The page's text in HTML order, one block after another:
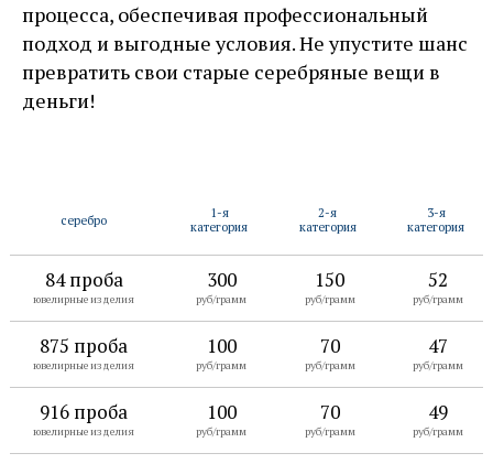
процесса, обеспечивая профессиональный
подход и выгодные условия. Не упустите шанс
превратить свои старые серебряные вещи в
деньги!
84 проба 300 150 52
руб/грамм руб/грамм руб/грамм
ювелирные изделия
875 проба 100 70 47
руб/грамм руб/грамм руб/грамм
ювелирные изделия
916 проба 100 70 49
руб/грамм руб/грамм руб/грамм
ювелирные изделия
серебро
1-я
категория
2-я
категория
3-я
категория